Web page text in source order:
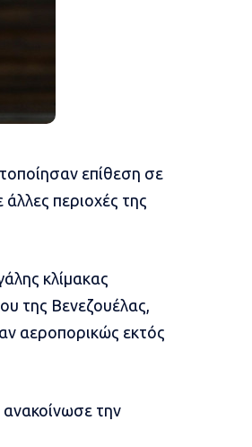
επίθεση σε
περιοχές της
κλίμακας
της Βενεζουέλας,
αεροπορικώς εκτός
ανακοίνωσε την